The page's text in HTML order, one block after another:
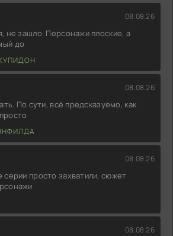
08.08.26
не зашло. Персонажи плоские, а
до
08.08.26
По сути, всё предсказуемо, как
08.08.26
просто захватили, сюжет
08.08.26